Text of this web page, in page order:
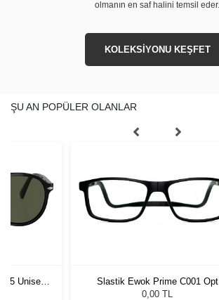
olmanın en saf halini temsil eder.
KOLEKSİYONU KEŞFET
ŞU AN POPÜLER OLANLAR
55 Unisex
Slastik Ewok Prime C001 Opt
0,00 TL